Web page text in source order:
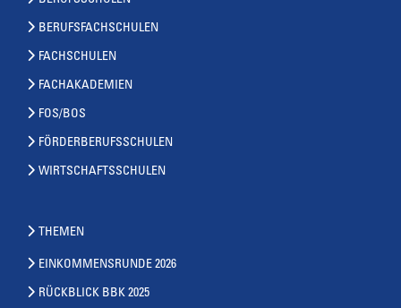
BERUFSFACHSCHULEN
FACHSCHULEN
FACHAKADEMIEN
FOS/BOS
FÖRDERBERUFSSCHULEN
WIRTSCHAFTSSCHULEN
THEMEN
EINKOMMENSRUNDE 2026
RÜCKBLICK BBK 2025